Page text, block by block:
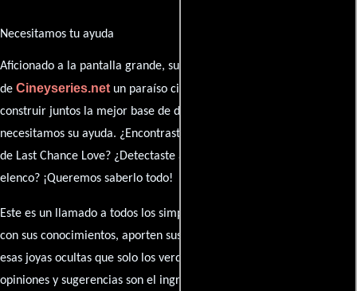
Necesitamos tu ayuda
Aficionado a la pantalla grande, su participación es clave para hacer
de Cineyseries.netun paraíso cinéfilo completo. Queremos
construir juntos la mejor base de datos cinematográfica, pero
necesitamos su ayuda. ¿Encontraste algún dato faltante en la ficha
de Last Chance Love? ¿Detectaste algún error en la sinopsis o el
elenco? ¡Queremos saberlo todo!
Este es un llamado a todos los simpatizantes del cine: contribuyan
con sus conocimientos, aporten sus descubrimientos y compartan
esas joyas ocultas que solo los verdaderos fanáticos conocen. Sus
opiniones y sugerencias son el ingrediente secreto que hará de